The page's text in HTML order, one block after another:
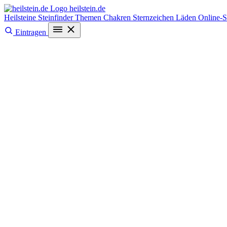
heilstein.de
Heilsteine SteinfinderThemen Chakren Sternzeichen Läden Online-
Eintragen